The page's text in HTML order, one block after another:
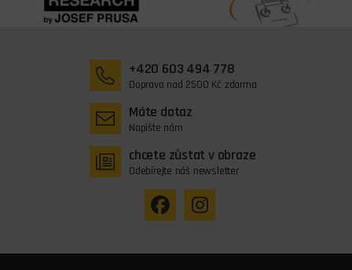
+420 603 494 778
Doprava nad 2500 Kč zdarma
Máte dotaz
Napište nám
chcete zůstat v obraze
Odebírejte náš newsletter